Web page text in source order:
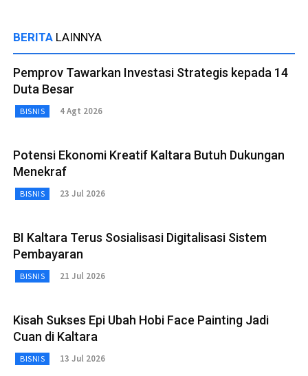
BERITA LAINNYA
Pemprov Tawarkan Investasi Strategis kepada 14
Duta Besar
BISNIS 4 Agt 2026
Potensi Ekonomi Kreatif Kaltara Butuh Dukungan
Menekraf
BISNIS 23 Jul 2026
BI Kaltara Terus Sosialisasi Digitalisasi Sistem
Pembayaran
BISNIS 21 Jul 2026
Kisah Sukses Epi Ubah Hobi Face Painting Jadi
Cuan di Kaltara
BISNIS 13 Jul 2026